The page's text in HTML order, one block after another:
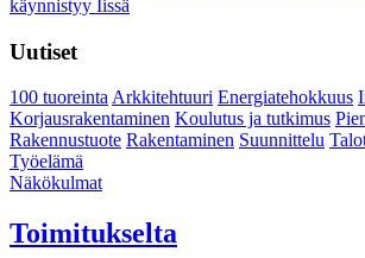
käynnistyy Iissä
Uutiset
100 tuoreintaArkkitehtuuri Energiatehokkuus
Korjausrakentaminen Koulutus ja tutkimus
Rakennustuote Rakentaminen Suunnittelu
Työelämä
Näkökulmat
Toimitukselta